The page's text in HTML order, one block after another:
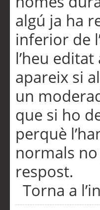
algú ja ha
inferior de
l’heu
apareix si
un
que si ho
perquè
normals
respost.
Torna a